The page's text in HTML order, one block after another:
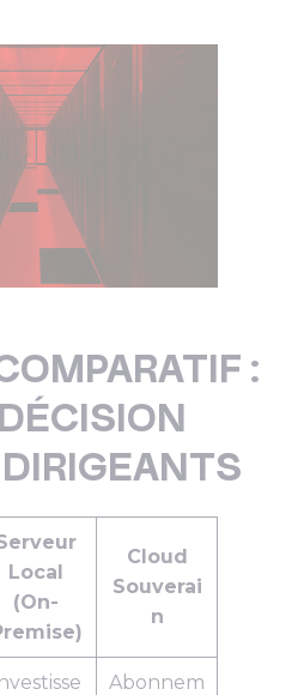
:
Local
(On-
Cloud
Souverai
n
Abonnem